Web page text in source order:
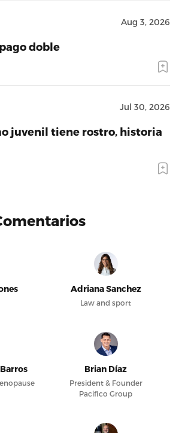
Aug 3, 2026
doble
Jul 30, 2026
juvenil tiene rostro, historia
Adriana Sanchez
Law and sport
Brian Díaz
President & Founder
Pacifico Group